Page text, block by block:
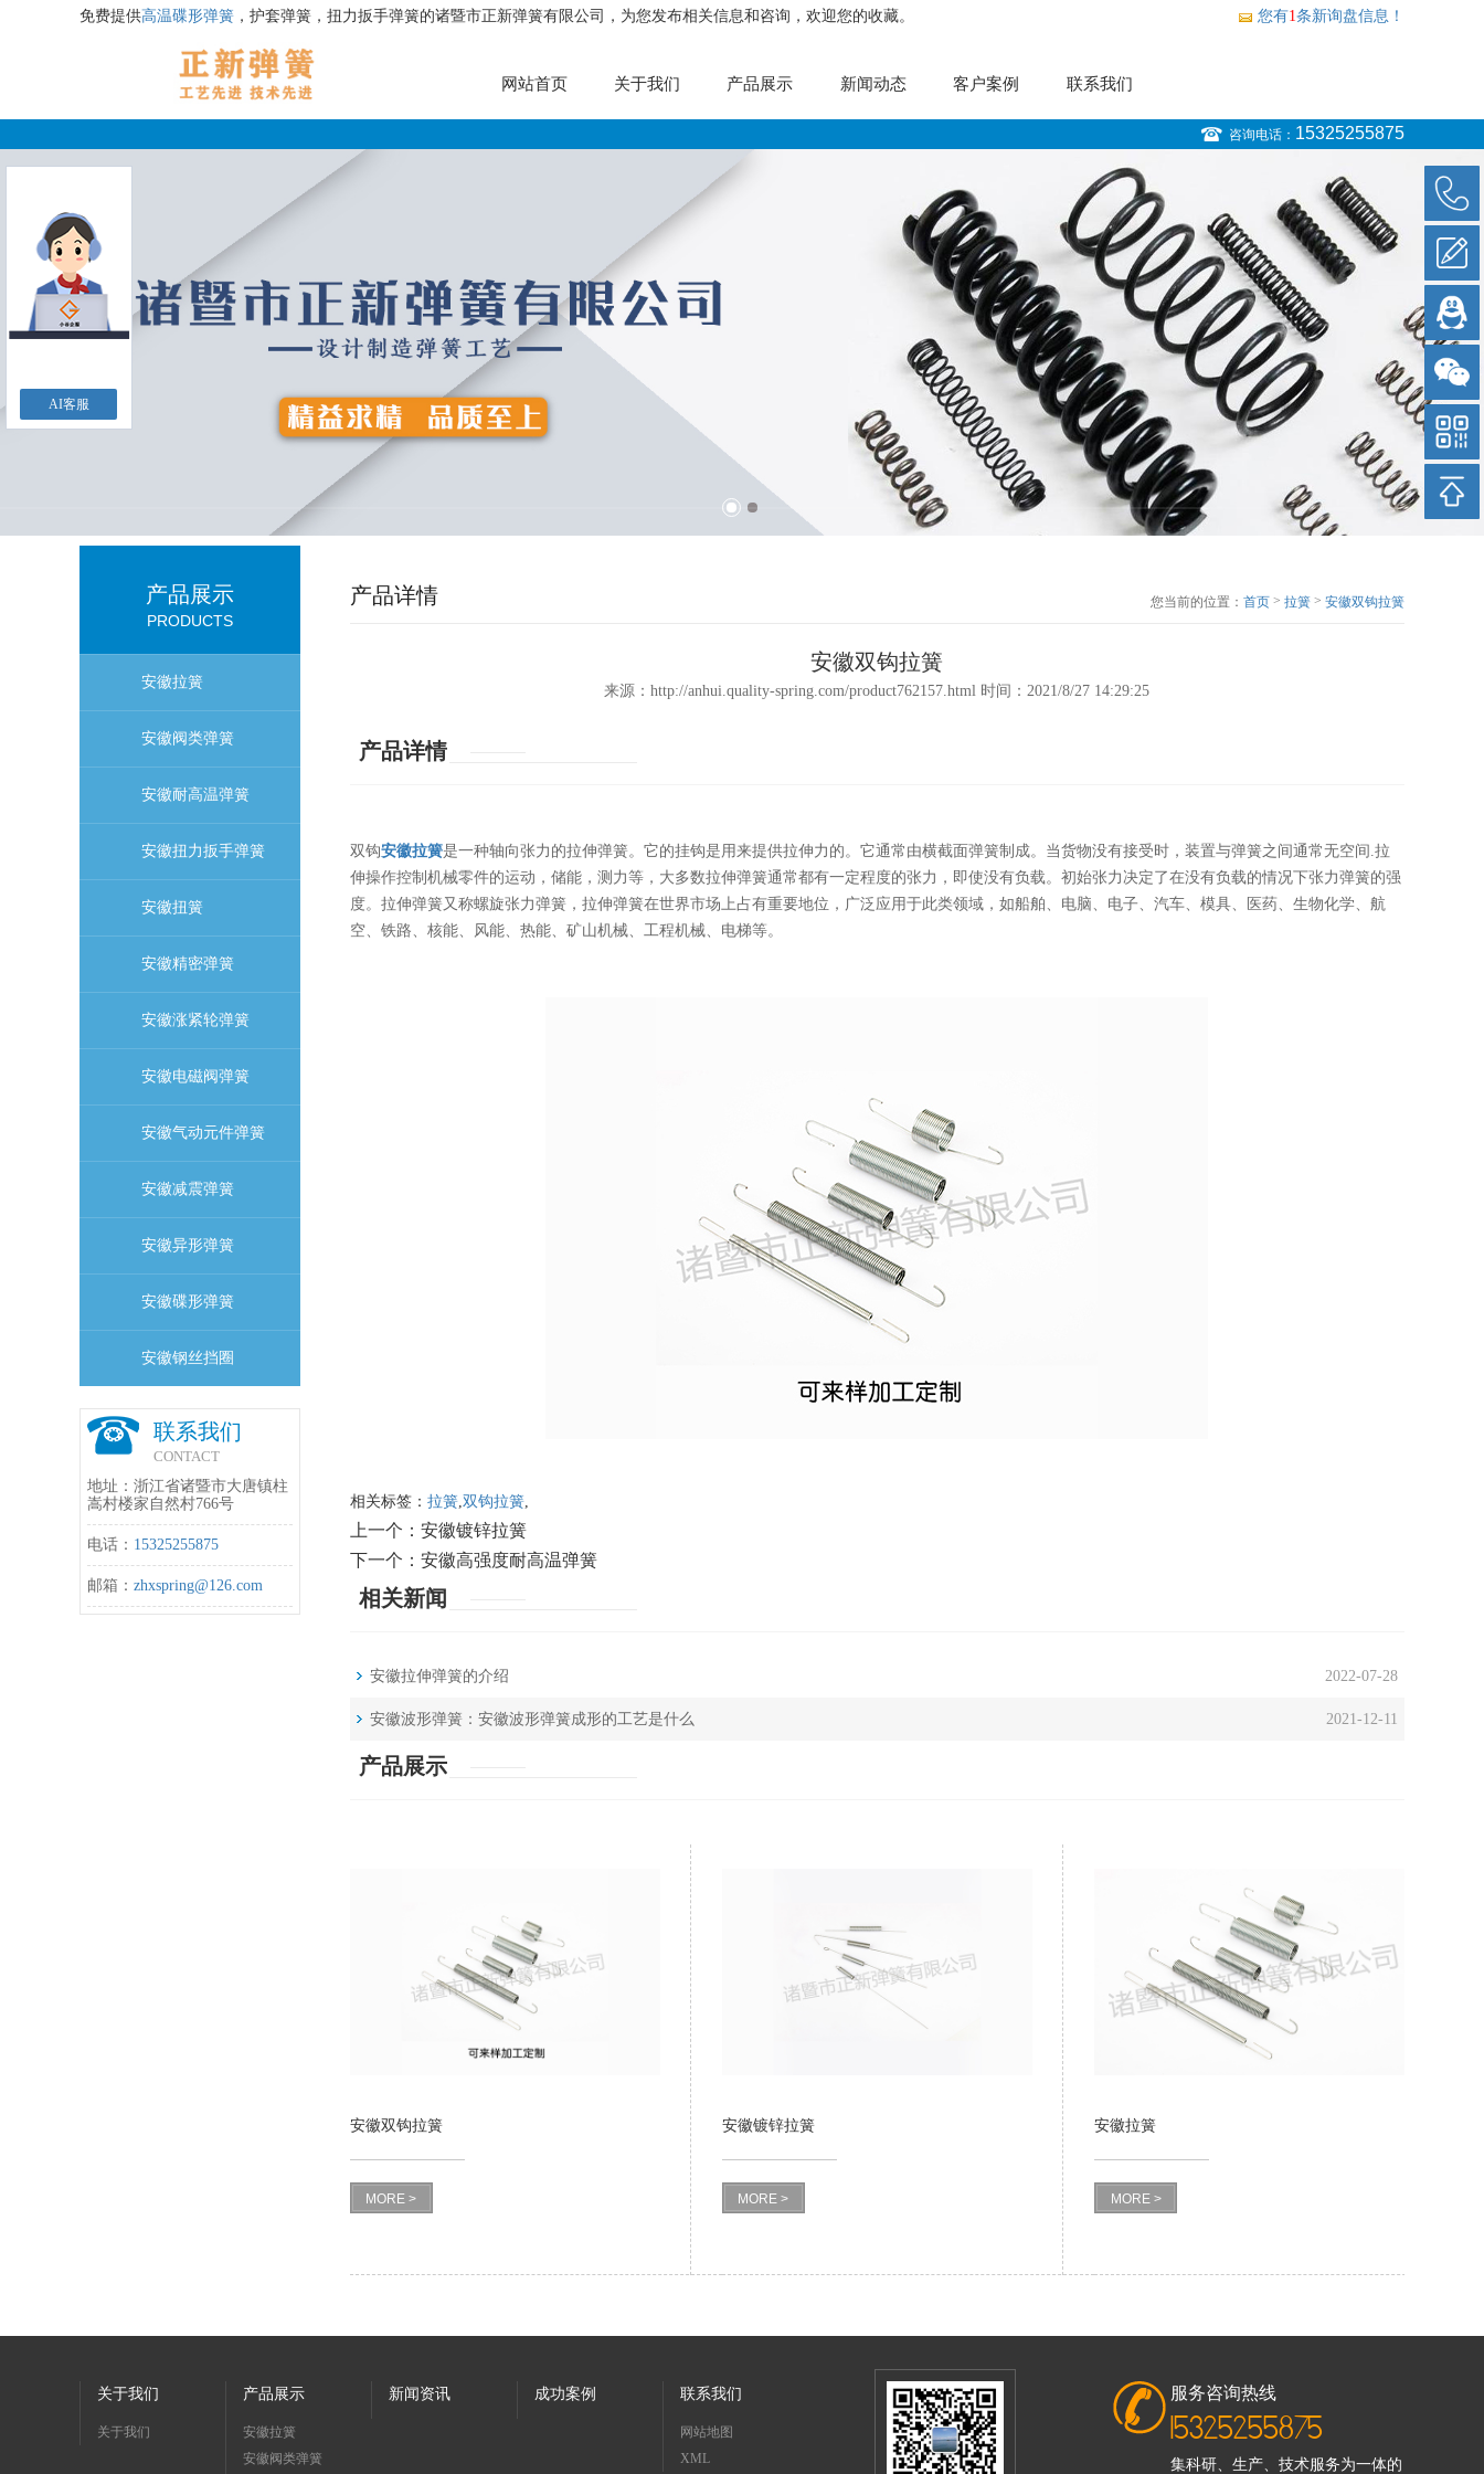
免费提供高温碟形弹簧 ，护套弹簧，扭力扳手弹簧的诸暨市正新弹簧有限公司，为您发布相关信息和咨询，欢迎您的收藏。 您有1条新询盘信息！
网站首页 关于我们 产品展示 新闻动态 客户案例 联系我们
咨询电话： 15325255875
产品展示
PRODUCTS
安徽拉簧
安徽阀类弹簧
安徽耐高温弹簧
安徽扭力扳手弹簧
安徽扭簧
安徽精密弹簧
安徽涨紧轮弹簧
安徽电磁阀弹簧
安徽气动元件弹簧
安徽减震弹簧
安徽异形弹簧
安徽碟形弹簧
安徽钢丝挡圈
联系我们
CONTACT
地址：浙江省诸暨市大唐镇柱
嵩村楼家自然村766号
电话： 15325255875
邮箱： zhxspring@126.com
产品详情 您当前的位置： 首页 > 拉簧 > 安徽双钩拉簧
安徽双钩拉簧
来源：http://anhui.quality-spring.com/product762157.html 时间：2021/8/27 14:29:25
产品详情
双钩安徽拉簧是一种轴向张力的拉伸弹簧。它的挂钩是用来提供拉伸力的。它通常由横截面弹簧制成。当货物没有接受时，装置与弹簧之间通常无空间.拉
伸操作控制机械零件的运动，储能，测力等，大多数拉伸弹簧通常都有一定程度的张力，即使没有负载。初始张力决定了在没有负载的情况下张力弹簧的强
度。拉伸弹簧又称螺旋张力弹簧，拉伸弹簧在世界市场上占有重要地位，广泛应用于此类领域，如船舶、电脑、电子、汽车、模具、医药、生物化学、航
空、铁路、核能、风能、热能、矿山机械、工程机械、电梯等。
相关标签： 拉簧,双钩拉簧,
上一个： 安徽镀锌拉簧
下一个： 安徽高强度耐高温弹簧
相关新闻
安徽拉伸弹簧的介绍 2022-07-28
安徽波形弹簧：安徽波形弹簧成形的工艺是什么 2021-12-11
产品展示
安徽双钩拉簧
MORE >
安徽镀锌拉簧
MORE >
安徽拉簧
MORE >
关于我们
关于我们
产品展示
安徽拉簧
安徽阀类弹簧
新闻资讯 成功案例 联系我们
网站地图
XML
服务咨询热线
15325255875
集科研、生产、技术服务为一体的
AI客服